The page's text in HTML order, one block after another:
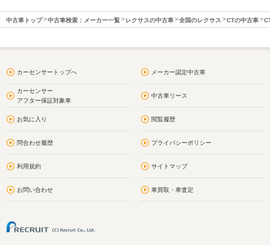
中古車トップ 中古車検索：メーカー一覧 レクサスの中古車 全国のレクサス CTの中古車
カーセンサートップへ メーカー認定中古車
カーセンサー
アフター保証対象車
中古車リース
お気に入り 閲覧履歴
問合わせ履歴 プライバシーポリシー
利用規約 サイトマップ
お問い合わせ 車買取・車査定